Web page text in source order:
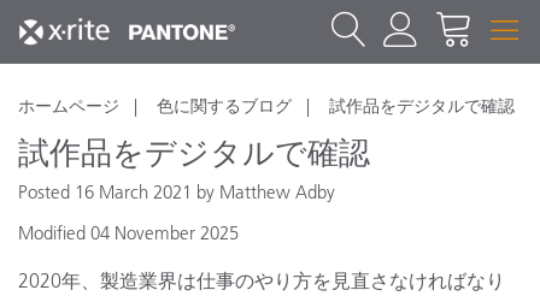
ホームページ 色に関するブログ 試作品をデジタルで確認
試作品をデジタルで確認
Posted 16 March 2021 by Matthew Adby
Modified 04 November 2025
2020年、製造業界は仕事のやり方を見直さなければなり